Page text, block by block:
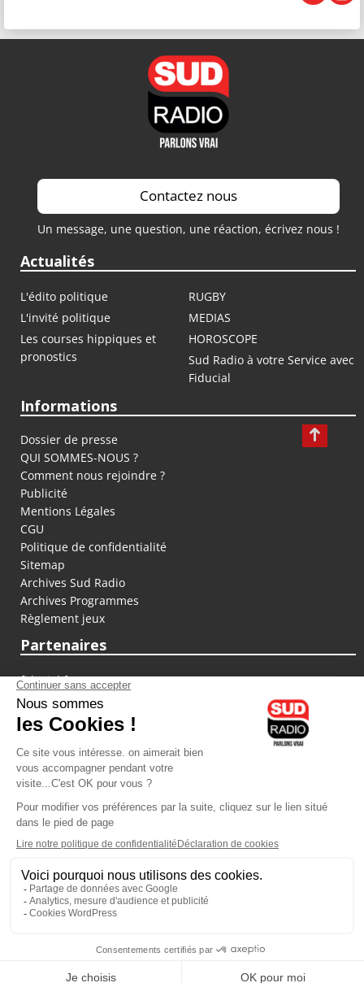
Contactez nous
Un message, une question, une réaction, écrivez nous !
Actualités
L'édito politique
RUGBY
L'invité politique
MEDIAS
Les courses hippiques et
pronostics
HOROSCOPE
Sud Radio à votre Service avec
Fiducial
Informations
Dossier de presse
QUI SOMMES-NOUS ?
Comment nous rejoindre ?
Publicité
Mentions Légales
CGU
Politique de confidentialité
Sitemap
Archives Sud Radio
Archives Programmes
Règlement jeux
Partenaires
fiducial.fr
lyoncapitale.fr
olympique-et-lyonnais.com
L'application Iphone / Android
Téléchargez l'application
Les cookies
Gestion des cookies
Crédit photos : ©Sud Radio / Pierre Olivier
Judith Beller
Jacques Pessis